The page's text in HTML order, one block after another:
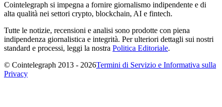
Cointelegraph si impegna a fornire giornalismo indipendente e di
alta qualità nei settori crypto, blockchain, AI e fintech.
Tutte le notizie, recensioni e analisi sono prodotte con piena
indipendenza giornalistica e integrità. Per ulteriori dettagli sui nostri
standard e processi, leggi la nostra Politica Editoriale.
© Cointelegraph 2013 - 2026Termini di Servizio e Informativa sulla
Privacy